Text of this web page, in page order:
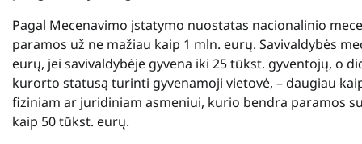
Pagal Mecenavimo įstatymo nuostatas nacionalinio
paramos už ne mažiau kaip 1 mln. eurų. Savivaldybės
eurų, jei savivaldybėje gyvena iki 25 tūkst. gyventojų, o
kurorto statusą turinti gyvenamoji vietovė, – daugiau
fiziniam ar juridiniam asmeniui, kurio bendra paramos
kaip 50 tūkst. eurų.